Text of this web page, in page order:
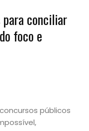
para conciliar
foco e
públicos